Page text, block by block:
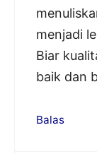
menjadi
Biar
baik dan
Balas